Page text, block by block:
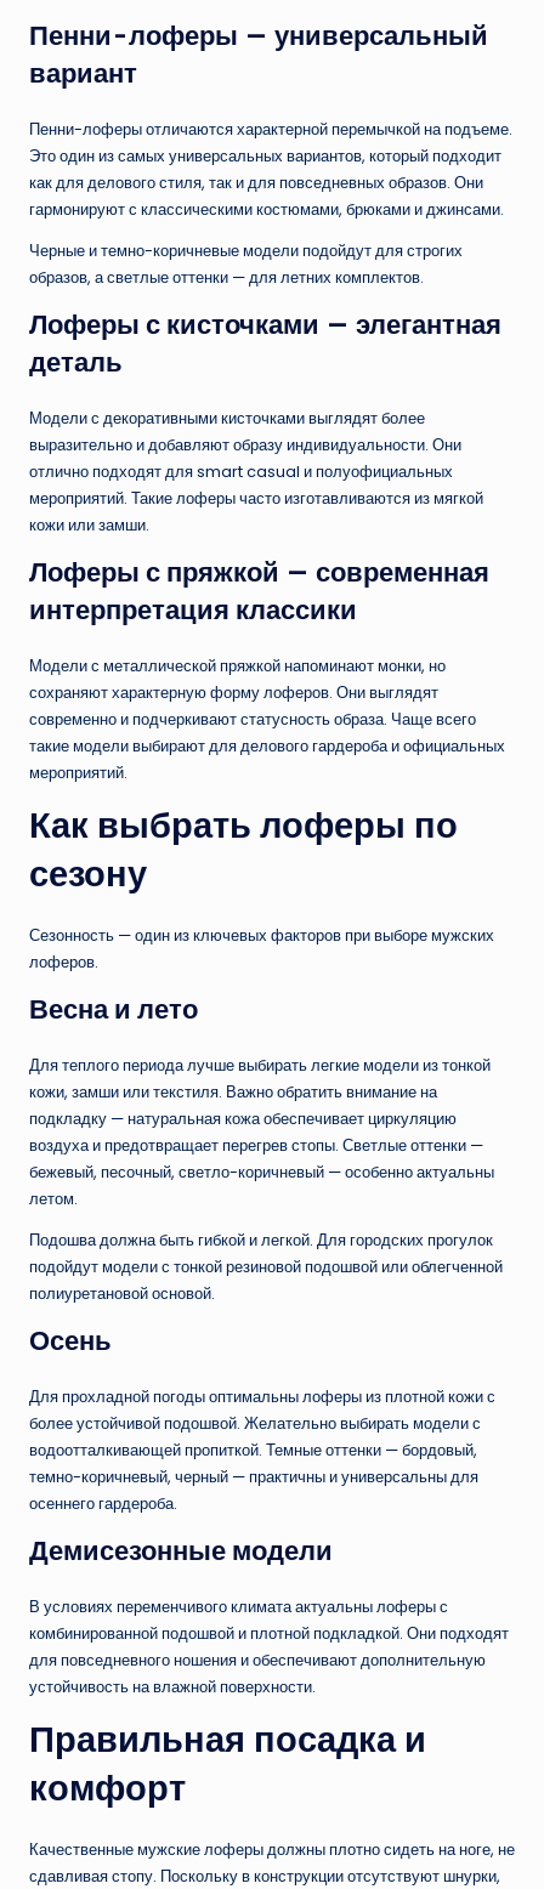
Пенни-лоферы — универсальный
вариант
Пенни-лоферы отличаются характерной перемычкой на подъеме.
Это один из самых универсальных вариантов, который подходит
как для делового стиля, так и для повседневных образов. Они
гармонируют с классическими костюмами, брюками и джинсами.
Черные и темно-коричневые модели подойдут для строгих
образов, а светлые оттенки — для летних комплектов.
Лоферы с кисточками — элегантная
деталь
Модели с декоративными кисточками выглядят более
выразительно и добавляют образу индивидуальности. Они
отлично подходят для smart casual и полуофициальных
мероприятий. Такие лоферы часто изготавливаются из мягкой
кожи или замши.
Лоферы с пряжкой — современная
интерпретация классики
Модели с металлической пряжкой напоминают монки, но
сохраняют характерную форму лоферов. Они выглядят
современно и подчеркивают статусность образа. Чаще всего
такие модели выбирают для делового гардероба и официальных
мероприятий.
Как выбрать лоферы по
сезону
Сезонность — один из ключевых факторов при выборе мужских
лоферов.
Весна и лето
Для теплого периода лучше выбирать легкие модели из тонкой
кожи, замши или текстиля. Важно обратить внимание на
подкладку — натуральная кожа обеспечивает циркуляцию
воздуха и предотвращает перегрев стопы. Светлые оттенки —
бежевый, песочный, светло-коричневый — особенно актуальны
летом.
Подошва должна быть гибкой и легкой. Для городских прогулок
подойдут модели с тонкой резиновой подошвой или облегченной
полиуретановой основой.
Осень
Для прохладной погоды оптимальны лоферы из плотной кожи с
более устойчивой подошвой. Желательно выбирать модели с
водоотталкивающей пропиткой. Темные оттенки — бордовый,
темно-коричневый, черный — практичны и универсальны для
осеннего гардероба.
Демисезонные модели
В условиях переменчивого климата актуальны лоферы с
комбинированной подошвой и плотной подкладкой. Они подходят
для повседневного ношения и обеспечивают дополнительную
устойчивость на влажной поверхности.
Правильная посадка и
комфорт
Качественные мужские лоферы должны плотно сидеть на ноге, не
сдавливая стопу. Поскольку в конструкции отсутствуют шнурки,